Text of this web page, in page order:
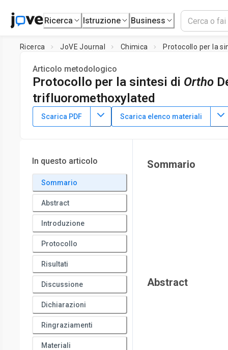
Ricerca Istruzione Business
Ricerca JoVE Journal Chimica Protocollo per la
Articolo metodologico
Protocollo per la sintesi di Ortho
trifluoromethoxylated
DOI: 10.3791/53789 19 gennaio 2016
Pengju Feng1,2,Ming-Yu Ngai1,2
Scarica PDF Scarica elenco materiali
In questo articolo
Sommario
Abstract
Introduzione
Protocollo
Risultati
Discussione
Dichiarazioni
Ringraziamenti
Materiali
Sommario
Abstract